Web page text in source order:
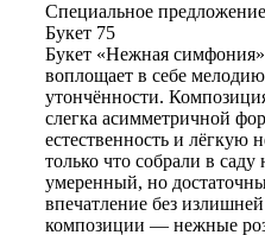
Специальное предложение
Букет 75
Букет «Нежная
воплощает в себе
утончённости.
слегка асимметричной
естественность и лёгкую
только что собрали в
умеренный, но
впечатление без
композиции — нежные